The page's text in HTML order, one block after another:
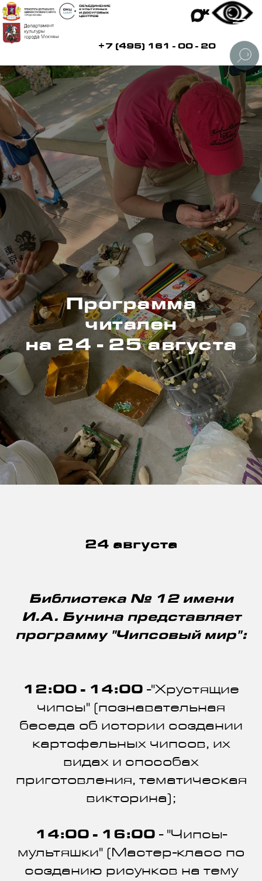
Программа
читален
на 24 - 25 августа
24 августа
Библиотека № 12 имени
И.А. Бунина представляет
программу "Чипсовый мир":
12:00 - 14:00 -"Хрустящие
чипсы" (познавательная
беседа об истории создании
картофельных чипсов, их
видах и способах
приготовления, тематическая
викторина);
14:00 - 16:00 - "Чипсы-
мультяшки" (Мастер-класс по
созданию рисунков на тему